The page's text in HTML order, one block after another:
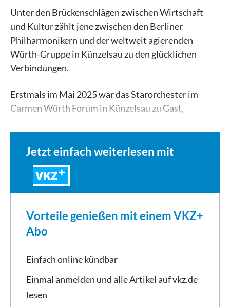
Unter den Brückenschlägen zwischen Wirtschaft
und Kultur zählt jene zwischen den Berliner
Philharmonikern und der weltweit agierenden
Würth-Gruppe in Künzelsau zu den glücklichen
Verbindungen.
Erstmals im Mai 2025 war das Starorchester im
Carmen Würth Forum in Künzelsau zu Gast,
Jetzt einfach weiterlesen mit
VKZ
Vorteile genießen mit einem VKZ+
Abo
Einfach online kündbar
Einmal anmelden und alle Artikel auf vkz.de
lesen